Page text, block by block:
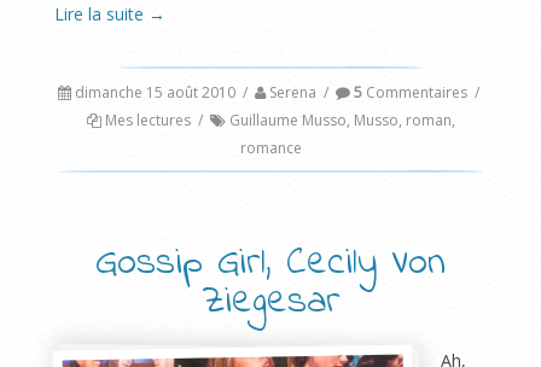
Lire la suite →
dimanche 15 août 2010 / Serena / 5 Commentaires /
Mes lectures / Guillaume Musso, Musso, roman,
romance
Gossip Girl, Cecily Von
Ziegesar
Ah,